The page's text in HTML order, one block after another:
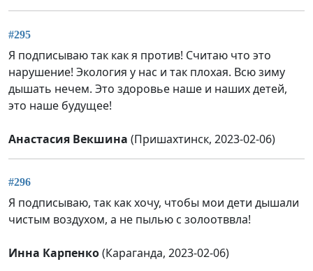
#295
Я подписываю так как я против! Считаю что это
нарушение! Экология у нас и так плохая. Всю зиму
дышать нечем. Это здоровье наше и наших детей,
это наше будущее!
Анастасия Векшина (Пришахтинск, 2023-02-06)
#296
Я подписываю, так как хочу, чтобы мои дети дышали
чистым воздухом, а не пылью с золоотввла!
Инна Карпенко(Караганда, 2023-02-06)